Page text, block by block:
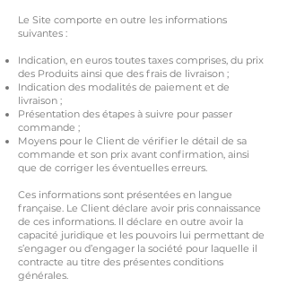
Le Site comporte en outre les informations
suivantes :
Indication, en euros toutes taxes comprises, du prix
des Produits ainsi que des frais de livraison ;
Indication des modalités de paiement et de
livraison ;
Présentation des étapes à suivre pour passer
commande ;
Moyens pour le Client de vérifier le détail de sa
commande et son prix avant confirmation, ainsi
que de corriger les éventuelles erreurs.
Ces informations sont présentées en langue
française. Le Client déclare avoir pris connaissance
de ces informations. Il déclare en outre avoir la
capacité juridique et les pouvoirs lui permettant de
s’engager ou d’engager la société pour laquelle il
contracte au titre des présentes conditions
générales.